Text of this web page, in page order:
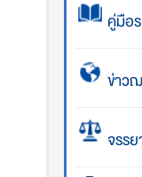
คู่มือ
ข่าว
จรร